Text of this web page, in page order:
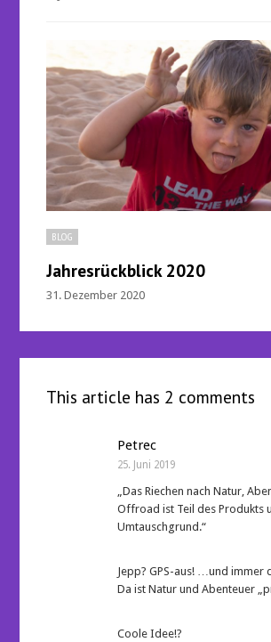
BLOG
Jahresrückblick 2020
31. Dezember 2020
This article has 2 comments
Petrec
25. Juni 2019
„Das Riechen nach Natur,
Offroad ist Teil des Produkts
Umtauschgrund.“
Jepp? GPS-aus! …und immer
Da ist Natur und Abenteuer
Coole Idee!?